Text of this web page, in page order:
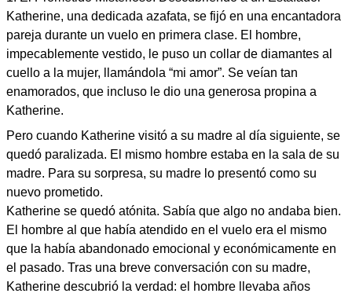
Katherine, una dedicada azafata, se fijó en una encantadora
pareja durante un vuelo en primera clase. El hombre,
impecablemente vestido, le puso un collar de diamantes al
cuello a la mujer, llamándola “mi amor”. Se veían tan
enamorados, que incluso le dio una generosa propina a
Katherine.
Pero cuando Katherine visitó a su madre al día siguiente, se
quedó paralizada. El mismo hombre estaba en la sala de su
madre. Para su sorpresa, su madre lo presentó como su
nuevo prometido.
Katherine se quedó atónita. Sabía que algo no andaba bien.
El hombre al que había atendido en el vuelo era el mismo
que la había abandonado emocional y económicamente en
el pasado. Tras una breve conversación con su madre,
Katherine descubrió la verdad: el hombre llevaba años